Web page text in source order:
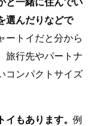
と一緒に住んでい
選んだりなどで
ートイだと分から
旅行先やパートナ
コンパクトサイズ
イもあります。例